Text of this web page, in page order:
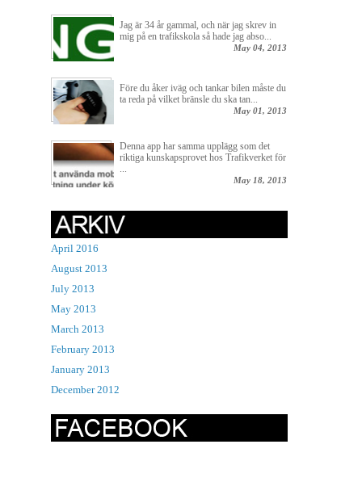
Jag är 34 år gammal, och när jag skrev in
mig på en trafikskola så hade jag abso...
May 04, 2013
Före du åker iväg och tankar bilen måste du
ta reda på vilket bränsle du ska tan...
May 01, 2013
Denna app har samma upplägg som det
riktiga kunskapsprovet hos Trafikverket för
...
May 18, 2013
April 2016
August 2013
July 2013
May 2013
March 2013
February 2013
January 2013
December 2012